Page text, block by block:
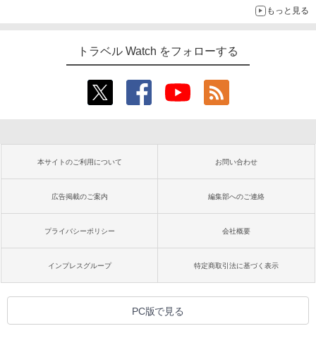
もっと見る
トラベル Watch をフォローする
本サイトのご利用について お問い合わせ
広告掲載のご案内 編集部へのご連絡
プライバシーポリシー 会社概要
インプレスグループ 特定商取引法に基づく表示
PC版で見る